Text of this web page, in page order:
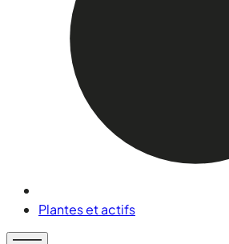
Plantes et actifs